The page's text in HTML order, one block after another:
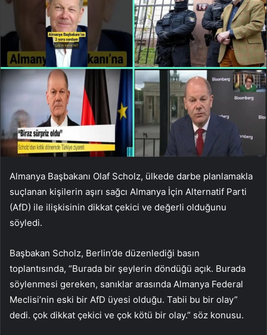
Almanya Başbakanı Olaf Scholz, ülkede darbe planlamakla
suçlanan kişilerin aşırı sağcı Almanya İçin Alternatif Parti
(AfD) ile ilişkisinin dikkat çekici ve değerli olduğunu
söyledi.
Başbakan Scholz, Berlin’de düzenlediği basın
toplantısında, “Burada bir şeylerin döndüğü açık. Burada
söylenmesi gereken, sanıklar arasında Almanya Federal
Meclisi’nin eski bir AfD üyesi olduğu. Tabii bu bir olay”
dedi. çok dikkat çekici ve çok kötü bir olay.” söz konusu.